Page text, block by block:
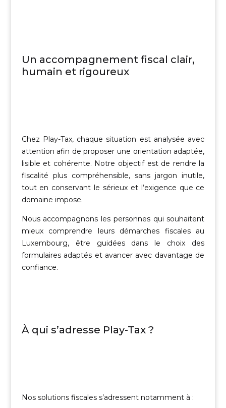
Un accompagnement fiscal clair,
humain et rigoureux
Chez Play-Tax, chaque situation est analysée avec
attention afin de proposer une orientation adaptée,
lisible et cohérente. Notre objectif est de rendre la
fiscalité plus compréhensible, sans jargon inutile,
tout en conservant le sérieux et l’exigence que ce
domaine impose.
Nous accompagnons les personnes qui souhaitent
mieux comprendre leurs démarches fiscales au
Luxembourg, être guidées dans le choix des
formulaires adaptés et avancer avec davantage de
confiance.
À qui s’adresse Play-Tax ?
Nos solutions fiscales s’adressent notamment à :